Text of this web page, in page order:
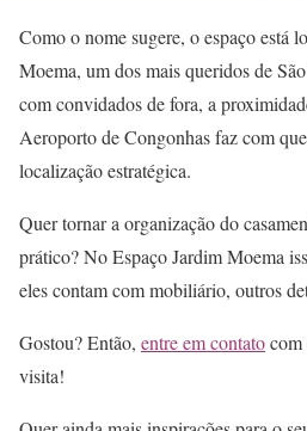
Como o nome sugere, o espaço está
Moema, um dos mais queridos de
com convidados de fora, a
Aeroporto de Congonhas faz com
localização estratégica.
Quer tornar a organização do
prático? No Espaço Jardim Moema
eles contam com mobiliário, outros
Gostou? Então, entre em contatocom
visita!